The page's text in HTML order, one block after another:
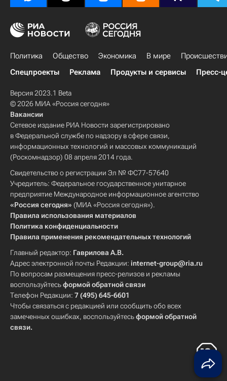
Политика Общество Экономика В мире
Спецпроекты
Реклама Продукты и сервисы Пресс-
Версия 2023.1 Beta
© 2026 МИА «Россия сегодня»
Вакансии
Сетевое издание РИА Новости зарегистрировано
в Федеральной службе по надзору в сфере связи,
информационных технологий и массовых коммуникаций
(Роскомнадзор) 08 апреля 2014 года.
Свидетельство о регистрации Эл № ФС77-57640
Учредитель: Федеральное государственное унитарное
предприятие Международное информационное агентство
«Россия сегодня» (МИА «Россия сегодня»).
Правила использования материалов
Политика конфиденциальности
Правила применения рекомендательных технологий
Главный редактор: Гаврилова А.В.
Адрес электронной почты Редакции: internet-group@ria.ru
По вопросам размещения пресс-релизов и рекламы
воспользуйтесьформой обратной связи
Телефон Редакции: 7 (495) 645-6601
Чтобы связаться с редакцией или сообщить обо всех
замеченных ошибках, воспользуйтесьформой обратной
связи.